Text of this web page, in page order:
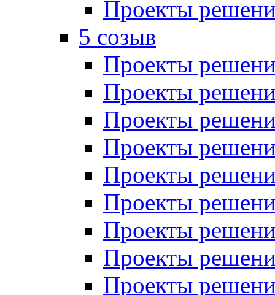
Проекты
5 созыв
Проекты
Проекты
Проекты
Проекты
Проекты
Проекты
Проекты
Проекты
Проекты